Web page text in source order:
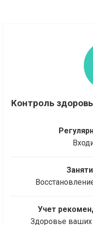
Контроль
Учет
Здоровье ваших